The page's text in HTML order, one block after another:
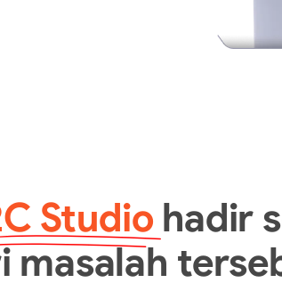
Studio hadir
masalah